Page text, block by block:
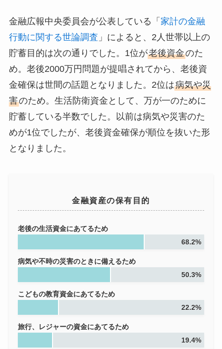
金融広報中央委員会が公表している「 家計の金融
行動に関する世論調査 」によると、2人世帯以上の
貯蓄目的は次の通りでした。1位が老後資金のた
め。老後2000万円問題が提唱されてから、老後資
金確保は世間の話題となりました。2位は病気や災
害のため。生活防衛資金として、万が一のために
貯蓄している半数でした。以前は病気や災害のた
めが1位でしたが、老後資金確保が順位を抜いた形
となりました。
金融資産の保有目的
老後の生活資金にあてるため
68.2%
病気や不時の災害のときに備えるため
50.3%
こどもの教育資金にあてるため
22.2%
旅行、レジャーの資金にあてるため
19.4%